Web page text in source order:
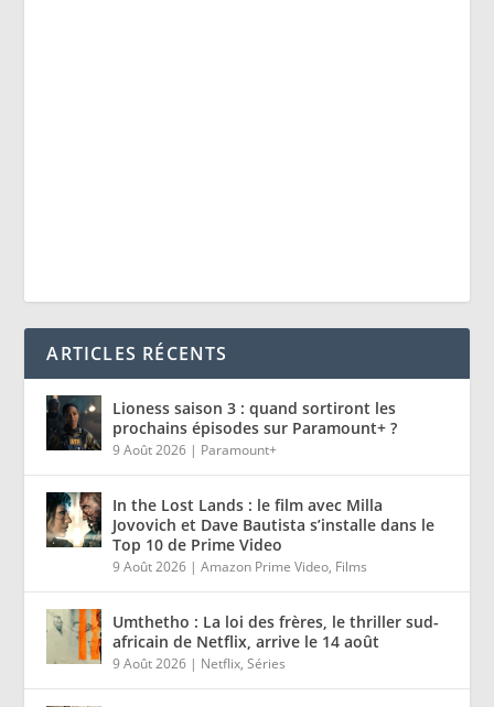
ARTICLES RÉCENTS
Lioness saison 3 : quand sortiront les
prochains épisodes sur Paramount+ ?
9 Août 2026 | Paramount+
In the Lost Lands : le film avec Milla
Jovovich et Dave Bautista s’installe dans le
Top 10 de Prime Video
9 Août 2026 |Amazon Prime Video, Films
Umthetho : La loi des frères, le thriller sud-
africain de Netflix, arrive le 14 août
9 Août 2026 | Netflix,Séries